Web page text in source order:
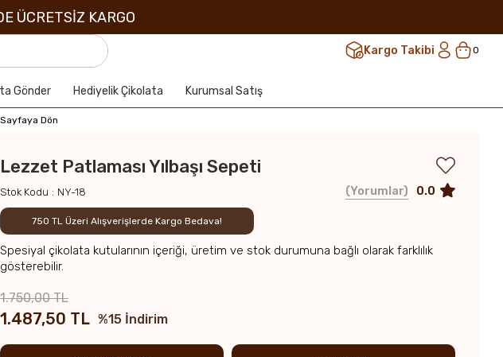
ÜCRETSİZ KARGO
Kargo Takibi 0
Gönder Hediyelik Çikolata Kurumsal Satış
Dön
Lezzet Patlaması Yılbaşı Sepeti
Stok Kodu NY-18
750 TL Üzeri Alışverişlerde Kargo Bedava!
Spesiyal çikolata kutularının içeriği, üretim ve stok durumuna bağlı olarak farklılık
gösterebilir.
0.0
Yorumlar
1.750,00 TL
1.487,50 TL %15 İndirim